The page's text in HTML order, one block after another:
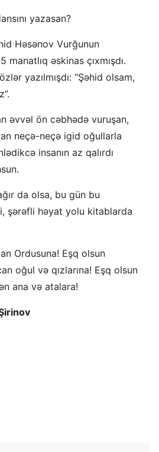
yazasan?
Həsənov Vurğunun
manatlıq əskinas çıxmışdı.
yazılmışdı: “Şəhid olsam,
əvvəl ön cəbhədə vuruşan,
neçə-neçə igid oğullarla
insanın az qalırdı
da olsa, bu gün bu
şərəfli həyat yolu kitablarda
Ordusuna! Eşq olsun
oğul və qızlarına! Eşq olsun
ana və atalara!